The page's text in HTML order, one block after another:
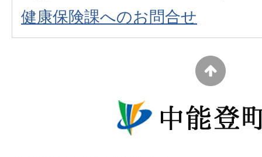
健康保険課へのお問合せ